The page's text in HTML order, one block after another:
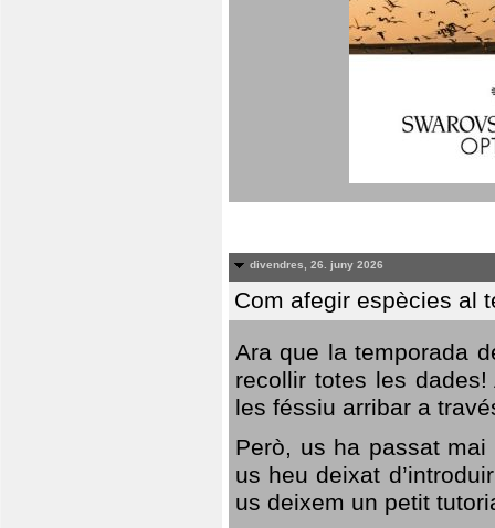
divendres, 26. juny 2026
Com afegir espècies al
Ara que la temporada
recollir totes les
les féssiu arribar a
Però, us ha passat
us heu deixat
us deixem un petit